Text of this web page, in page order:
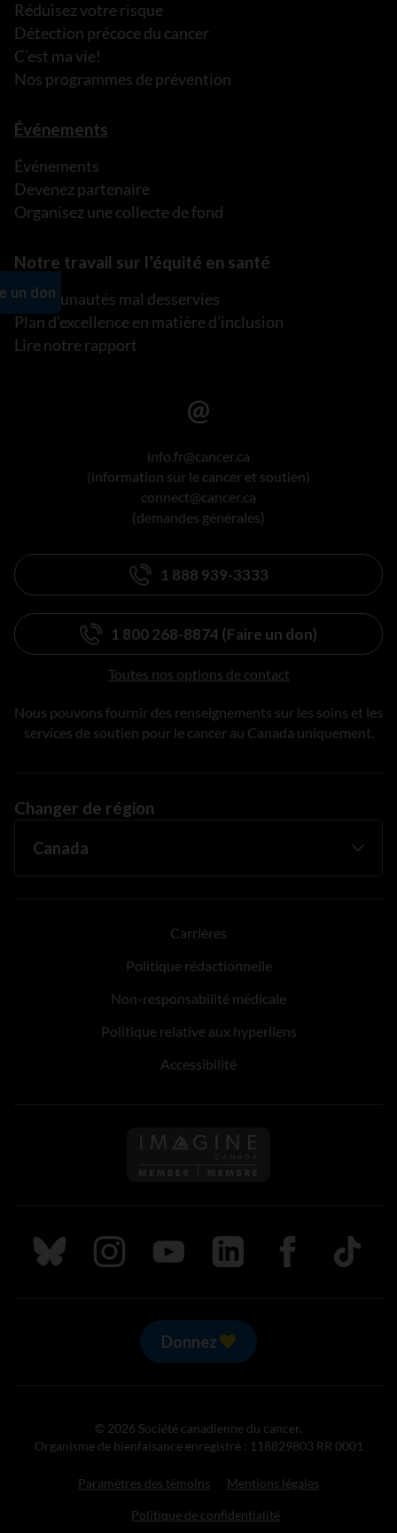
Réduisez votre risque
Détection précoce du cancer
C’est ma vie!
Nos programmes de prévention
Événements
Événements
Devenez partenaire
Organisez une collecte de fond
Notre travail sur l’équité en santé
Communautés mal desservies
Plan d’excellence en matière d’inclusion
Lire notre rapport
info.fr@cancer.ca
(information sur le cancer et soutien)
connect@cancer.ca
(demandes générales)
1 888 939-3333
1 800 268-8874 (Faire un don)
Toutes nos options de contact
Nous pouvons fournir des renseignements sur les soins et les
services de soutien pour le cancer au Canada uniquement.
Changer de région
Carrières
Politique rédactionnelle
Non-responsabilité médicale
Politique relative aux hyperliens
Accessibilité
Suivez nous sur Bluesky
Suivez nous sur Instagram
Suivez nous sur Youtube
Suivez nous sur LinkedIn
Suivez nous sur
TikTok
Donnez
© 2026 Société canadienne du cancer.
Organisme de bienfaisance enregistré : 118829803 RR 0001
Paramètres des témoins Mentions légales
Politique de confidentialité